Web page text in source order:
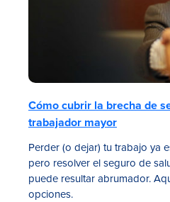
Cómo cubrir la brecha de
trabajador mayor
Perder (o dejar) tu trabajo ya
pero resolver el seguro de
puede resultar abrumador.
opciones.